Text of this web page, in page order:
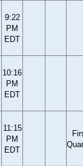
9:22
PM
EDT
10:16
PM
EDT
11:15
PM
EDT